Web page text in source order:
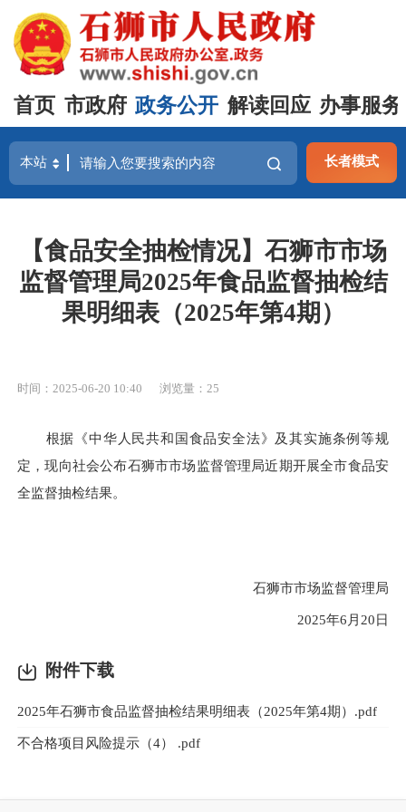
首页 市政府 政务公开 解读回应 办事服务
长者模式
【食品安全抽检情况】石狮市市场
监督管理局2025年食品监督抽检结
果明细表（2025年第4期）
时间：2025-06-20 10:40 浏览量： 25
根据《中华人民共和国食品安全法》及其实施条例等规
定，现向社会公布石狮市市场监督管理局近期开展全市食品安
全监督抽检结果。
石狮市市场监督管理局
2025年6月20日
附件下载
2025年石狮市食品监督抽检结果明细表（2025年第4期）.pdf
不合格项目风险提示（4） .pdf